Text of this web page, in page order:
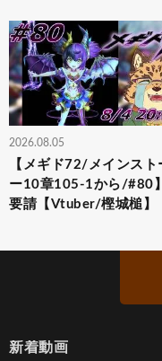
2026.08.05
【メギド72/メインスト
ー10章105-1から/#80
要請【Vtuber/樫城槌】
新着動画